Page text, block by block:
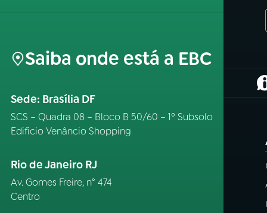
Saiba onde está a EBC
Sede: Brasília DF
SCS – Quadra 08 – Bloco B 50/60 – 1º Subsolo
Edifício Venâncio Shopping
Rio de Janeiro RJ
Av. Gomes Freire, n° 474
Centro